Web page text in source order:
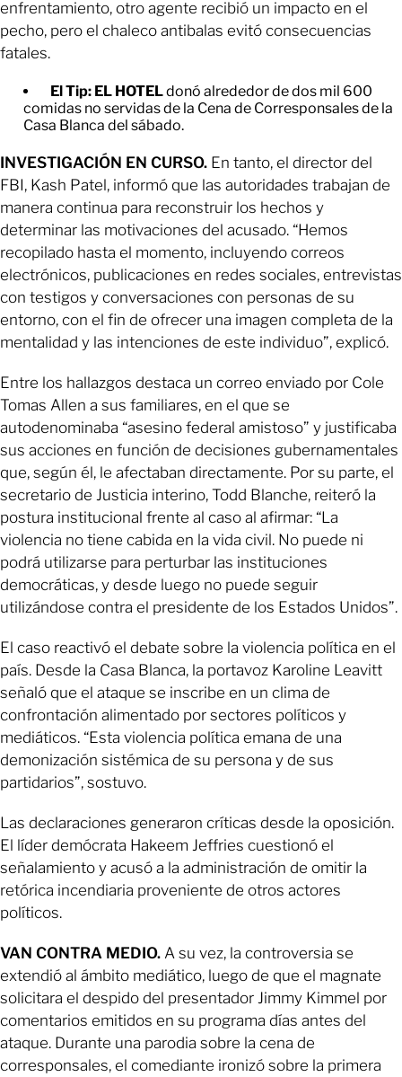
enfrentamiento, otro agente recibió un impacto en el
pecho, pero el chaleco antibalas evitó consecuencias
fatales.
El Tip: EL HOTELdonó alrededor de dos mil 600
comidas no servidas de la Cena de Corresponsales de la
Casa Blanca del sábado.
INVESTIGACIÓN EN CURSO. En tanto, el director del
FBI, Kash Patel, informó que las autoridades trabajan de
manera continua para reconstruir los hechos y
determinar las motivaciones del acusado. “Hemos
recopilado hasta el momento, incluyendo correos
electrónicos, publicaciones en redes sociales, entrevistas
con testigos y conversaciones con personas de su
entorno, con el fin de ofrecer una imagen completa de la
mentalidad y las intenciones de este individuo”, explicó.
Entre los hallazgos destaca un correo enviado por Cole
Tomas Allen a sus familiares, en el que se
autodenominaba “asesino federal amistoso” y justificaba
sus acciones en función de decisiones gubernamentales
que, según él, le afectaban directamente. Por su parte, el
secretario de Justicia interino, Todd Blanche, reiteró la
postura institucional frente al caso al afirmar: “La
violencia no tiene cabida en la vida civil. No puede ni
podrá utilizarse para perturbar las instituciones
democráticas, y desde luego no puede seguir
utilizándose contra el presidente de los Estados Unidos”.
El caso reactivó el debate sobre la violencia política en el
país. Desde la Casa Blanca, la portavoz Karoline Leavitt
señaló que el ataque se inscribe en un clima de
confrontación alimentado por sectores políticos y
mediáticos. “Esta violencia política emana de una
demonización sistémica de su persona y de sus
partidarios”, sostuvo.
Las declaraciones generaron críticas desde la oposición.
El líder demócrata Hakeem Jeffries cuestionó el
señalamiento y acusó a la administración de omitir la
retórica incendiaria proveniente de otros actores
políticos.
VAN CONTRA MEDIO. A su vez, la controversia se
extendió al ámbito mediático, luego de que el magnate
solicitara el despido del presentador Jimmy Kimmel por
comentarios emitidos en su programa días antes del
ataque. Durante una parodia sobre la cena de
corresponsales, el comediante ironizó sobre la primera